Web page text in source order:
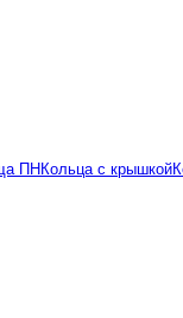
ПНКольца с крышкой